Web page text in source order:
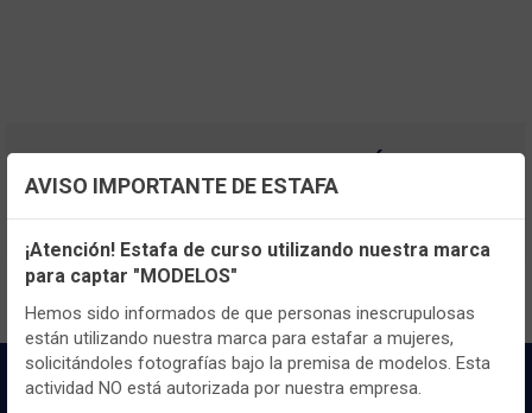
TENEMOS MUCHOS MÁS !
Registrateaquí para poder ver todo el
contenido y los precios.
Configuración de cookies
Utilizamos cookies propias y de terceros, de sesión o
persistentes, para hacer funcionar de manera segura nuestra
página web y personalizar su contenido.
Igualmente, utilizamos cookies para medir y obtener datos de
la navegación que realizas y para ajustar el contenido a tus
AVISO IMPORTANTE DE ESTAFA
¡Atención! Estafa de curso utilizando nuestra marca
para captar "MODELOS"
Hemos sido informados de que personas inescrupulosas
están utilizando nuestra marca para estafar a mujeres,
solicitándoles fotografías bajo la premisa de modelos. Esta
actividad NO está autorizada por nuestra empresa.